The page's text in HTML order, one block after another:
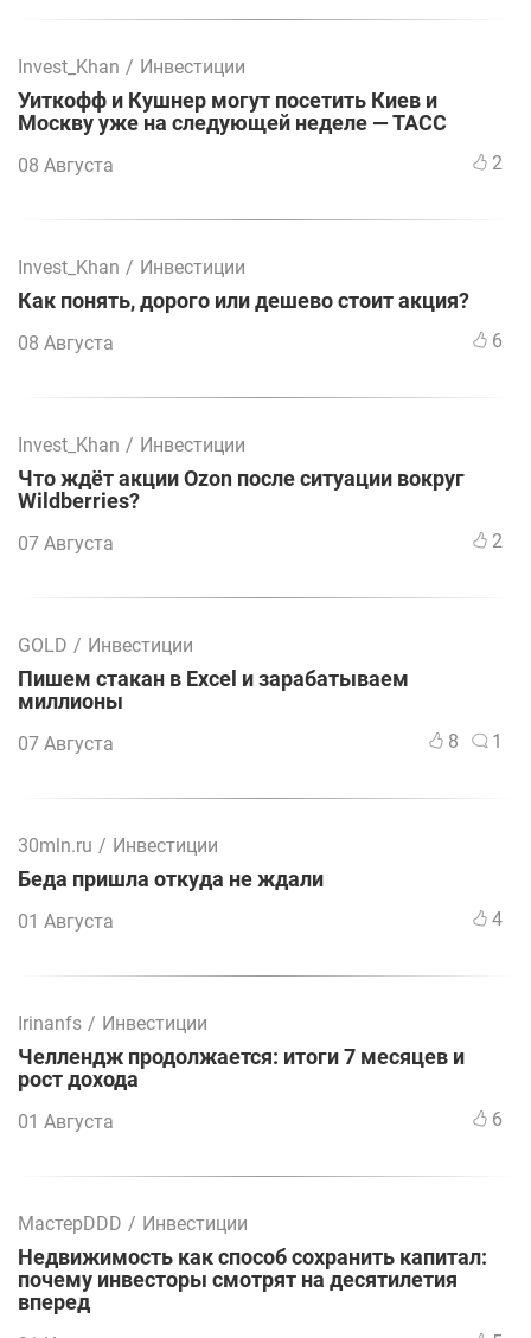
Invest_Khan / Инвестиции
Уиткофф и Кушнер могут посетить Киев и
Москву уже на следующей неделе — ТАСС
08 Августа 2
Invest_Khan / Инвестиции
Как понять, дорого или дешево стоит акция?
08 Августа 6
Invest_Khan / Инвестиции
Что ждёт акции Ozon после ситуации вокруг
Wildberries?
07 Августа 2
GOLD / Инвестиции
Пишем стакан в Excel и зарабатываем
миллионы
07 Августа 8 1
30mln.ru / Инвестиции
Беда пришла откуда не ждали
01 Августа 4
Irinanfs / Инвестиции
Челлендж продолжается: итоги 7 месяцев и
рост дохода
01 Августа 6
МастерDDD / Инвестиции
Недвижимость как способ сохранить капитал:
почему инвесторы смотрят на десятилетия
вперед